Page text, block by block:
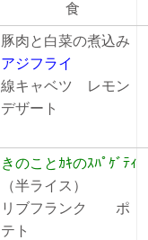
食
豚肉と白菜の煮込み
アジフライ
線キャベツ レモン
デザート
きのことｶｷのｽﾊﾟｹﾞﾃｨ
（半ライス）
リブフランク ポ
テト